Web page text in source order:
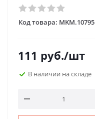
Код товара: MKM.10795
111 руб./шт
В наличии на складе